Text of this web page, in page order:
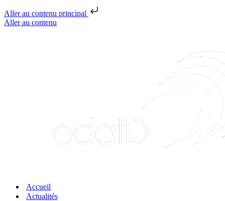
Aller au contenu principal
Aller au contenu
Accueil
Actualités